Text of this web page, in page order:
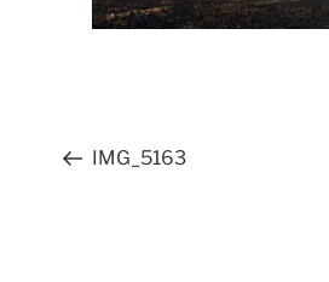
Beitragsnavigation
Vorheriger
IMG_5163